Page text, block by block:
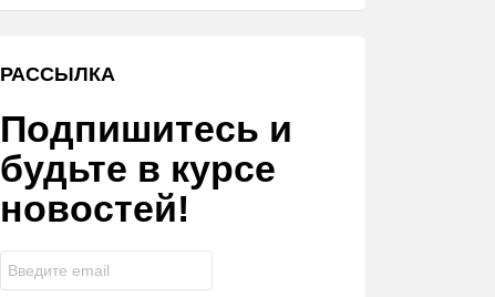
РАССЫЛКА
Подпишитесь и
будьте в курсе
новостей!